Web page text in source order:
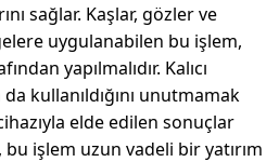
sağlar. Kaşlar, gözler ve
uygulanabilen bu işlem,
yapılmalıdır. Kalıcı
kullanıldığını unutmamak
elde edilen sonuçlar
işlem uzun vadeli bir yatırım